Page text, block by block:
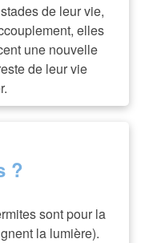
de leur vie,
elles
une nouvelle
de leur vie
?
sont pour la
la lumière).